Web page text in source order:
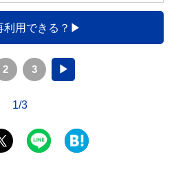
用できる？
2 3 ▶
1/3